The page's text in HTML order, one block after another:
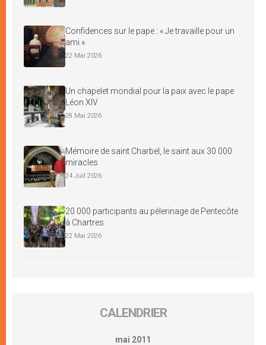
Confidences sur le pape : « Je travaille pour un
ami »
22 Mai 2026
Un chapelet mondial pour la paix avec le pape
Léon XIV
28 Mai 2026
Mémoire de saint Charbel, le saint aux 30 000
miracles
24 Juil 2026
20 000 participants au pèlerinage de Pentecôte
à Chartres
22 Mai 2026
CALENDRIER
mai 2011